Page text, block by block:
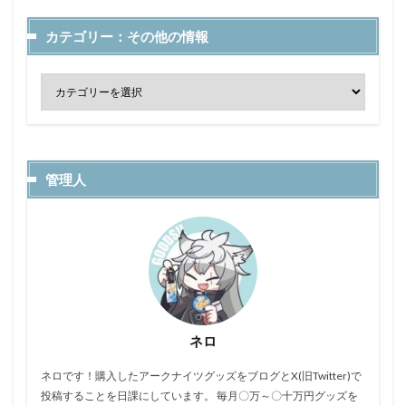
カテゴリー：その他の情報
管理人
ネロ
ネロです！購入したアークナイツグッズをブログとX(旧Twitter)で
投稿することを日課にしています。 毎月〇万～〇十万円グッズを